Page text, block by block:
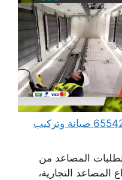
صيانة مصاعد في الكويت 65542233 صيانة وتركيب
المصاعد من
المصاعد التجارية،